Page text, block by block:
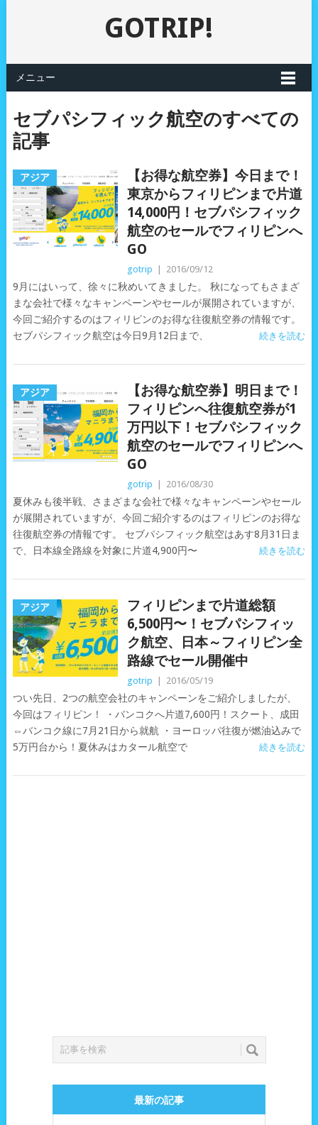
GOTRIP!
メニュー
セブパシフィック航空のすべての
記事
アジア
【お得な航空券】今日まで！
東京からフィリピンまで片道
14,000円！セブパシフィック
航空のセールでフィリピンへ
GO
gotrip 2016/09/12
9月にはいって、徐々に秋めいてきました。 秋になってもさまざ
まな会社で様々なキャンペーンやセールが展開されていますが、
今回ご紹介するのはフィリピンのお得な往復航空券の情報です。
セブパシフィック航空は今日9月12日まで、
続きを読む
アジア
【お得な航空券】明日まで！
フィリピンへ往復航空券が1
万円以下！セブパシフィック
航空のセールでフィリピンへ
GO
gotrip 2016/08/30
夏休みも後半戦、さまざまな会社で様々なキャンペーンやセール
が展開されていますが、今回ご紹介するのはフィリピンのお得な
往復航空券の情報です。 セブパシフィック航空はあす8月31日ま
で、日本線全路線を対象に片道4,900円〜
続きを読む
アジア
フィリピンまで片道総額
6,500円〜！セブパシフィッ
ク航空、日本～フィリピン全
路線でセール開催中
gotrip 2016/05/19
つい先日、2つの航空会社のキャンペーンをご紹介しましたが、
今回はフィリピン！ ・バンコクへ片道7,600円！スクート、成田
⇔バンコク線に7月21日から就航 ・ヨーロッパ往復が燃油込みで
5万円台から！夏休みはカタール航空で
続きを読む
最新の記事